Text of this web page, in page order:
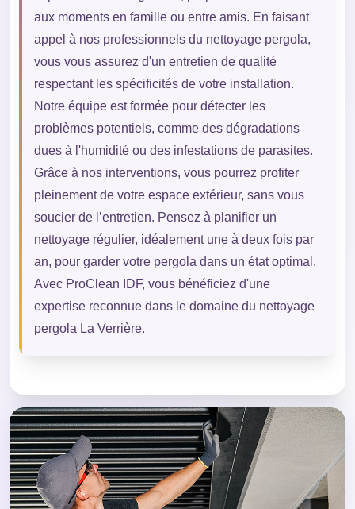
aux moments en famille ou entre amis. En faisant
appel à nos professionnels du nettoyage pergola,
vous vous assurez d'un entretien de qualité
respectant les spécificités de votre installation.
Notre équipe est formée pour détecter les
problèmes potentiels, comme des dégradations
dues à l'humidité ou des infestations de parasites.
Grâce à nos interventions, vous pourrez profiter
pleinement de votre espace extérieur, sans vous
soucier de l’entretien. Pensez à planifier un
nettoyage régulier, idéalement une à deux fois par
an, pour garder votre pergola dans un état optimal.
Avec ProClean IDF, vous bénéficiez d'une
expertise reconnue dans le domaine du nettoyage
pergola La Verrière.